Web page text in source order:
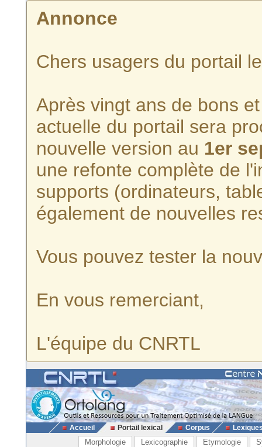
Annonce
Chers usagers du portail
Après vingt ans de bons
actuelle du portail sera
nouvelle version au 1er
une refonte complète de
supports (ordinateurs,
également de nouvelles
Vous pouvez tester la
En vous remerciant,
L'équipe du CNRTL
Accueil Portail lexical Corpus
Morphologie Lexicographie Etymologie